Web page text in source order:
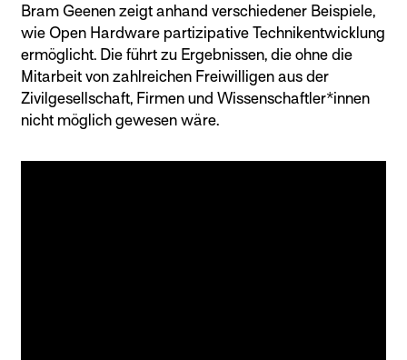
Bram Geenen zeigt anhand verschiedener Beispiele,
wie Open Hardware partizipative Technikentwicklung
ermöglicht. Die führt zu Ergebnissen, die ohne die
Mitarbeit von zahlreichen Freiwilligen aus der
Zivilgesellschaft, Firmen und Wissenschaftler*innen
nicht möglich gewesen wäre.